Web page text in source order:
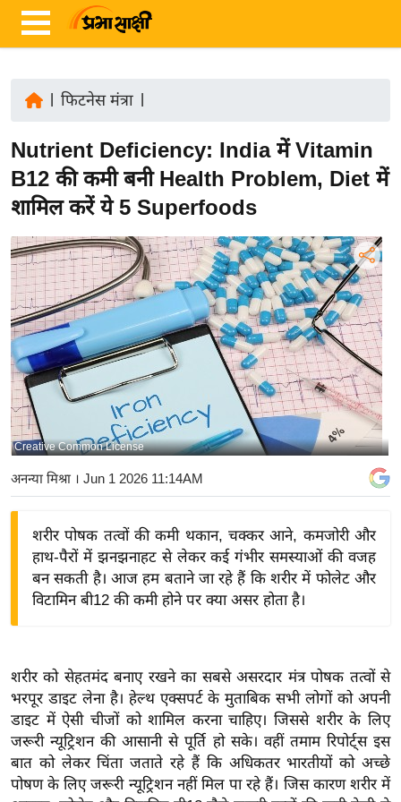
ज़ा
ख
ब
र
रा
ष्ट्री
य
अं
त
र्रा
ष्ट्री
य
बि
ज़
ने
द्यो
त
वि
शे
ष
ज्ञ
रा
फिटनेस मंत्रा
Nutrient Deficiency: India में Vitamin
B12 की कमी बनी Health Problem, Diet में
शामिल करें ये 5 Superfoods
Creative Common License
अनन्या मिश्रा । Jun 1 2026 11:14AM
शरीर पोषक तत्वों की कमी थकान, चक्कर आने, कमजोरी और
हाथ-पैरों में झनझनाहट से लेकर कई गंभीर समस्याओं की वजह
बन सकती है। आज हम बताने जा रहे हैं कि शरीर में फोलेट और
विटामिन बी12 की कमी होने पर क्या असर होता है।
शरीर को सेहतमंद बनाए रखने का सबसे असरदार मंत्र पोषक तत्वों से
भरपूर डाइट लेना है। हेल्थ एक्सपर्ट के मुताबिक सभी लोगों को अपनी
डाइट में ऐसी चीजों को शामिल करना चाहिए। जिससे शरीर के लिए
जरूरी न्यूट्रिशन की आसानी से पूर्ति हो सके। वहीं तमाम रिपोर्ट्स इस
बात को लेकर चिंता जताते रहे हैं कि अधिकतर भारतीयों को अच्छे
पोषण के लिए जरूरी न्यूट्रिशन नहीं मिल पा रहे हैं। जिस कारण शरीर में